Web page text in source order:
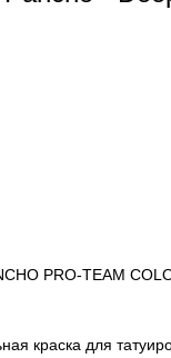
PRO-TEAM
краска для